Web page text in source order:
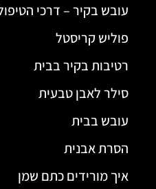
עובש בקיר – דרכי הטיפול
פוליש קריסטל
רטיבות בקיר בבית
סילר לאבן טבעית
עובש בבית
הסרת אבנית
איך מורידים כתם שמן